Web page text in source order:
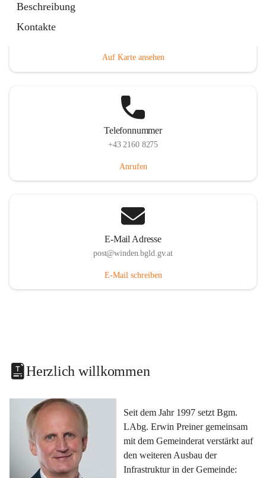
Beschreibung
Kontakte
Auf Karte ansehen
Telefonnummer
+43 2160 8275
Anrufen
E-Mail Adresse
post@winden.bgld.gv.at
E-Mail schreiben
Herzlich willkommen
Seit dem Jahr 1997 setzt Bgm.
LAbg. Erwin Preiner gemeinsam
mit dem Gemeinderat verstärkt auf
den weiteren Ausbau der
Infrastruktur in der Gemeinde: